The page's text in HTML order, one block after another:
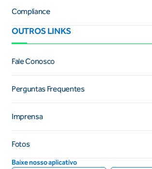
Compliance
OUTROS LINKS
Fale Conosco
Perguntas Frequentes
Imprensa
Fotos
Baixe nosso aplicativo